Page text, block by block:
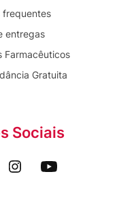
frequentes
entregas
Farmacêuticos
Gratuita
Sociais